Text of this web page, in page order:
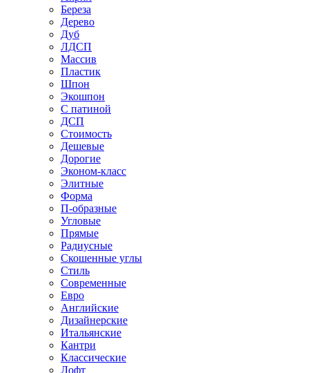
Береза
Дерево
Дуб
ЛДСП
Массив
Пластик
Шпон
Экошпон
С патиной
ДСП
Стоимость
Дешевые
Дорогие
Эконом-класс
Элитные
Форма
П-образные
Угловые
Прямые
Радиусные
Скошенные углы
Стиль
Современные
Евро
Английские
Дизайнерские
Итальянские
Кантри
Классические
Лофт